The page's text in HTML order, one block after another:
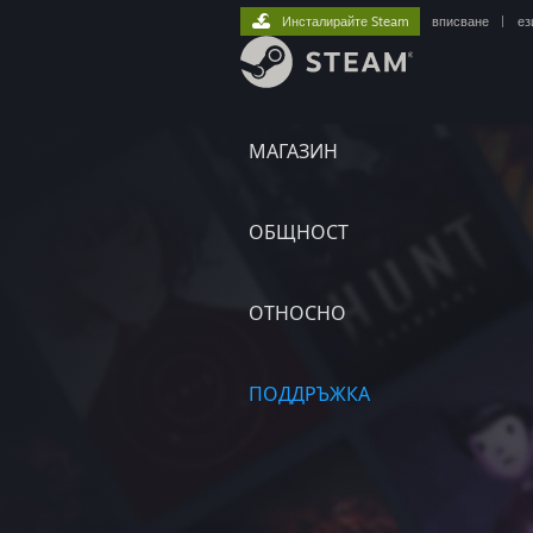
МАГАЗИН
ОБЩНОСТ
ОТНОСНО
ПОДДРЪЖКА
Инсталирайте Steam вписване